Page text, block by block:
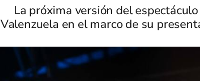
La próxima versión del
Valenzuela en el marco de su